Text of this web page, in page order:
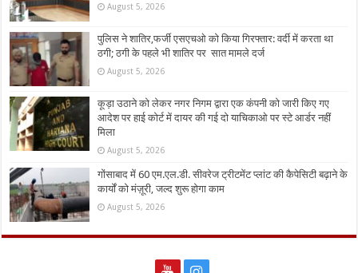
August 5, 2026
पुलिस ने शातिर,फर्जी एसएचओ को किया गिरफ्तार: वर्दी में करता था
ठगी; ठगी के पहले भी शातिर पर सात मामले दर्ज
August 5, 2026
कूड़ा उठाने को लेकर नगर निगम द्वारा एक कंपनी को जारी किए गए
आदेश पर हाई कोर्ट में दायर की गई दो याचिकाओ पर स्टे आर्डर नहीं
मिला
August 5, 2026
गोंसाबाद में 60 एम.एल.डी. सीवरेज ट्रीटमेंट प्लांट की कैपेसिटी बढ़ाने के
कार्यों को मंज़ूरी, जल्द शुरू होगा काम
August 5, 2026